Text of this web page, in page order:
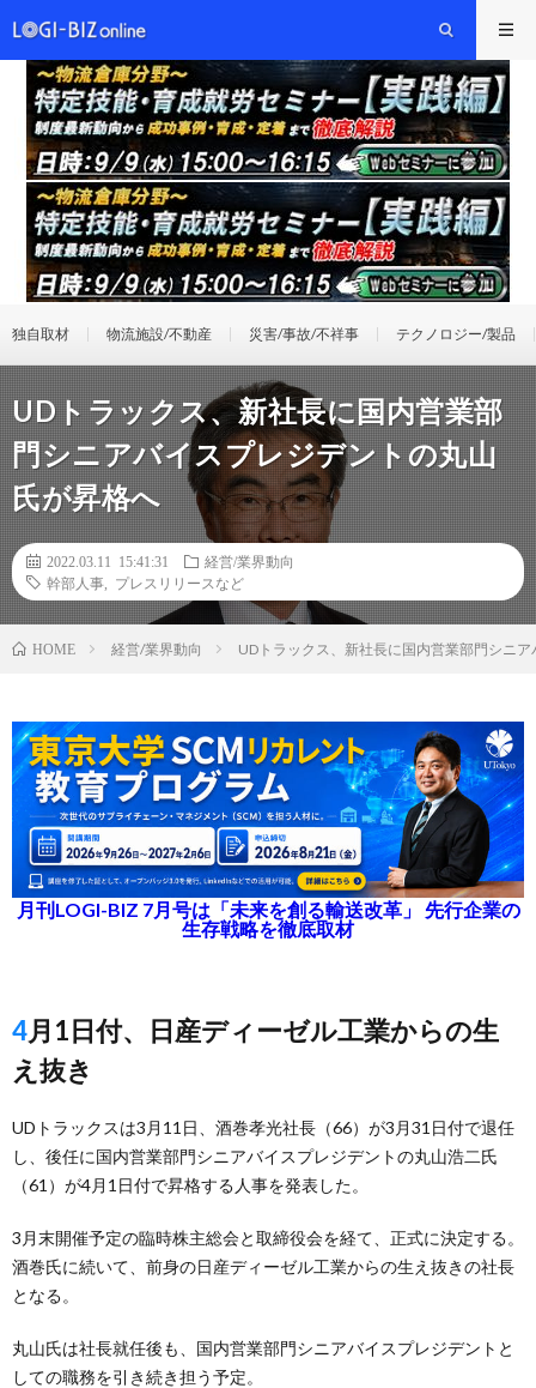
独自取材 物流施設/不動産 災害/事故/不祥事 テクノロジー/製品
UDトラックス、新社長に国内営業部
門シニアバイスプレジデントの丸山
氏が昇格へ
2022.03.11 15:41:31
経営/業界動向
幹部人事
プレスリリースなど
HOME 経営/業界動向 UDトラックス、新社長に国内営業部門シニ
月刊LOGI-BIZ 7月号は「未来を創る輸送改革」 先行企業の
生存戦略を徹底取材
4月1日付、日産ディーゼル工業からの生
え抜き
UDトラックスは3月11日、酒巻孝光社長（66）が3月31日付で退任
し、後任に国内営業部門シニアバイスプレジデントの丸山浩二氏
（61）が4月1日付で昇格する人事を発表した。
3月末開催予定の臨時株主総会と取締役会を経て、正式に決定する。
酒巻氏に続いて、前身の日産ディーゼル工業からの生え抜きの社長
となる。
丸山氏は社長就任後も、国内営業部門シニアバイスプレジデントと
しての職務を引き続き担う予定。